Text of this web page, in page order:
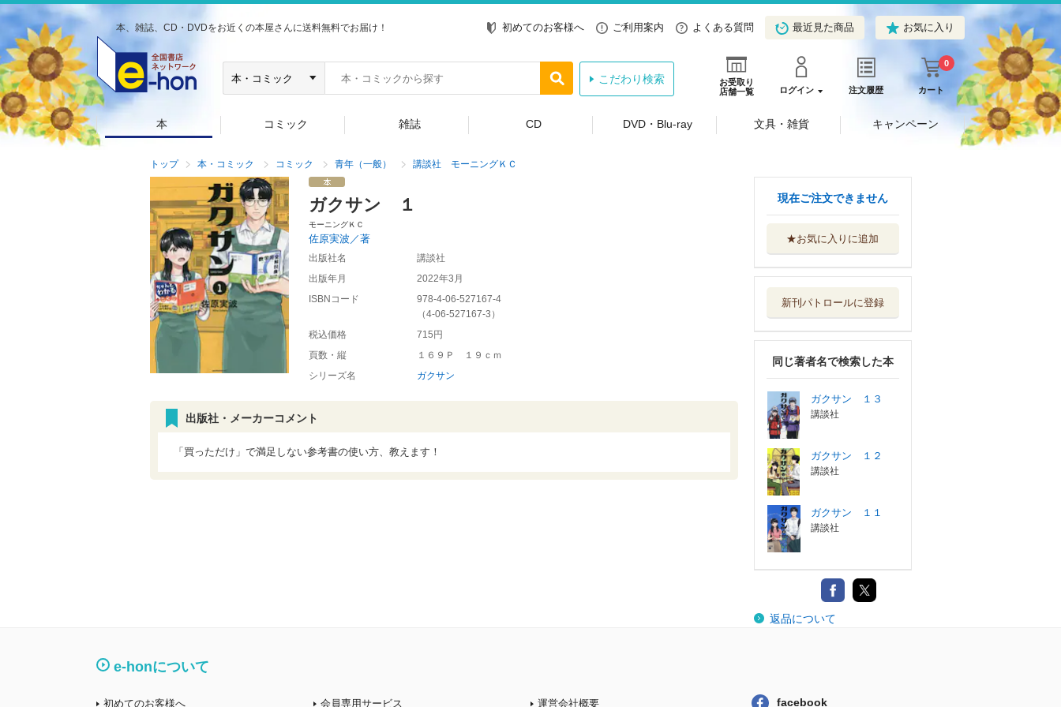
本、雑誌、CD・DVDをお近くの本屋さんに送料無料でお届け！ 初めてのお客様へ ご利用案内 よくある質問 最近見た商品 お気に入り
お受取り
店舗一覧
ログイン 注文履歴 カート
0
こだわり検索
本 コミック 雑誌 CD DVD・Blu-ray 文具・雑貨 キャンペーン
トップ 本・コミック コミック 青年（一般） 講談社 モーニングＫＣ
ガクサン １
モーニングＫＣ
佐原実波／著
出版社名
講談社
出版年月
2022年3月
ISBNコード
978-4-06-527167-4
（4-06-527167-3 ）
税込価格
715円
頁数・縦
１６９Ｐ １９ｃｍ
シリーズ名
ガクサン
出版社・メーカーコメント
「買っただけ」で満足しない参考書の使い方、教えます！
現在ご注文できません
★お気に入りに追加
新刊パトロールに登録
同じ著者名で検索した本
ガクサン １３
講談社
ガクサン １２
講談社
ガクサン １１
講談社
返品について
e-honについて
初めてのお客様へ 会員専用サービス 運営会社概要 facebook